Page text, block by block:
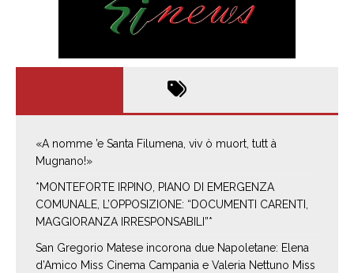
«A nomme ’e Santa Filumena, viv ò muort, tutt à
Mugnano!»
*MONTEFORTE IRPINO, PIANO DI EMERGENZA
COMUNALE, L’OPPOSIZIONE: “DOCUMENTI CARENTI,
MAGGIORANZA IRRESPONSABILI”*
San Gregorio Matese incorona due Napoletane: Elena
d’Amico Miss Cinema Campania e Valeria Nettuno Miss